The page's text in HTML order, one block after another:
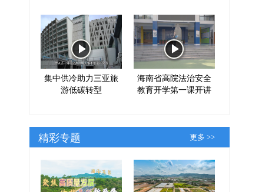
集中供冷助力三亚旅
游低碳转型
海南省高院法治安全
教育开学第一课开讲
精彩专题 更多 >>